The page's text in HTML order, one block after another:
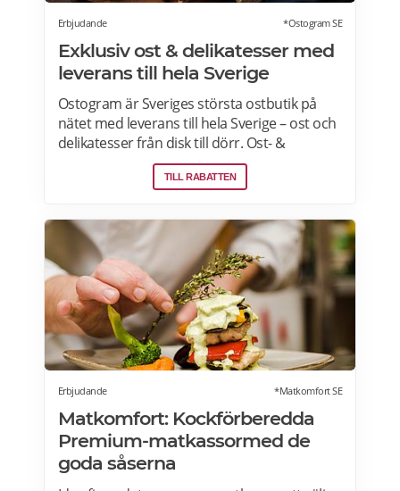
Erbjudande *Ostogram SE
Exklusiv ost & delikatesser med
leverans till hela Sverige
Ostogram är Sveriges största ostbutik på
nätet med leverans till hela Sverige – ost och
delikatesser från disk till dörr. Ost- &
charkprodukter. Färdiga presentlådor.
Ostbrickor. Ostogram skickar alla paket med
innebär att paketet ställs utanför dörren vid
leverans. Läs mer om Ostogram
erbjudanden här>>>
TILL RABATTEN
Erbjudande *Matkomfort SE
Matkomfort: Kockförberedda
Premium-matkassormed de
goda såserna